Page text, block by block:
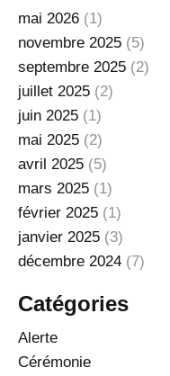
mai 2026 (1)
novembre 2025 (5)
septembre 2025 (2)
juillet 2025 (2)
juin 2025 (1)
mai 2025 (2)
avril 2025 (5)
mars 2025 (1)
février 2025 (1)
janvier 2025 (3)
décembre 2024 (7)
Catégories
Alerte
Cérémonie